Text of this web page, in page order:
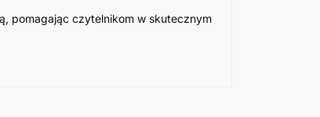
pomagając czytelnikom w skutecznym